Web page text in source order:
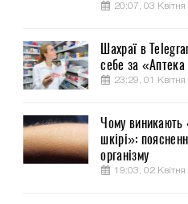
20:07, 03 Квітня
Шахраї в
себе за
23:29, 01 Квітня
Чому
шкірі»:
організму
19:03, 02 Квітня